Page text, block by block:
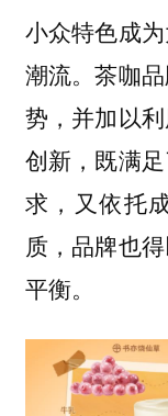
小众特色成
潮流。茶咖
势，并加以
创新，既满
求，又依托
质，品牌也
平衡。